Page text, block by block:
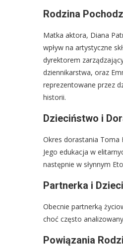
Rodzina
Matka aktora, Diana
wpływ na artystyczne
dyrektorem
dziennikarstwa, oraz
reprezentowane przez
historii.
Dzieciństwo i
Okres dorastania Toma
Jego edukacja w
następnie w słynnym
Partnerka i Dzieci
Obecnie partnerką
choć często
Powiązania